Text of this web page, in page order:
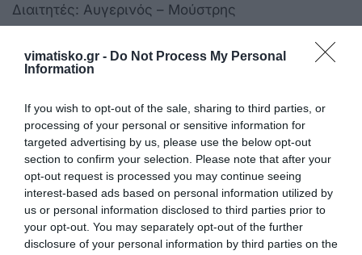
vimatisko.gr - Do Not Process My Personal
Information
If you wish to opt-out of the sale, sharing to third parties, or
processing of your personal or sensitive information for
targeted advertising by us, please use the below opt-out
section to confirm your selection. Please note that after your
opt-out request is processed you may continue seeing
interest-based ads based on personal information utilized by
us or personal information disclosed to third parties prior to
your opt-out. You may separately opt-out of the further
disclosure of your personal information by third parties on the
Διαιτητές: Αυγερινός – Μούστρης
Τα δεκάλεπτα: 14-11, 39-22 (ημιχ.), 50-38, 70-59
Παναγιωτοπούλου 8, Γκοτζάι 5 (1), Βελούδου 7 (1),
Πατμίου 3 (1), Καρτσαμάρη 11 (2), Σβύνου 6,
Ασιατίδου, Χρυσάκη 4, Κρανιώτη, Καραμήτσου Β.
Εύνικος (Λόφτι):Δεσποτάκη 2, Χριστοφοράκη,
Διαμαντάκη 20 (1), Κράββαρη 2, Αβράμη 19 (1),
Γκίκα, Παπαδοπούλου 16 (3), Βλάχου